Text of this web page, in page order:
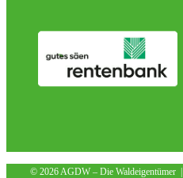
© 2026 AGDW – Die Waldeigentümer |